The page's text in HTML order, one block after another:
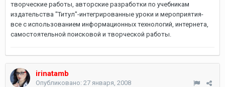
творческие работы, авторские разработки по учебникам
издательства "Титул"-интегрированные уроки и мероприятия-
все с использованием информационных технологий, интернета,
самостоятельной поисковой и творческой работы.
irinatamb
Опубликовано: 27 января, 2008